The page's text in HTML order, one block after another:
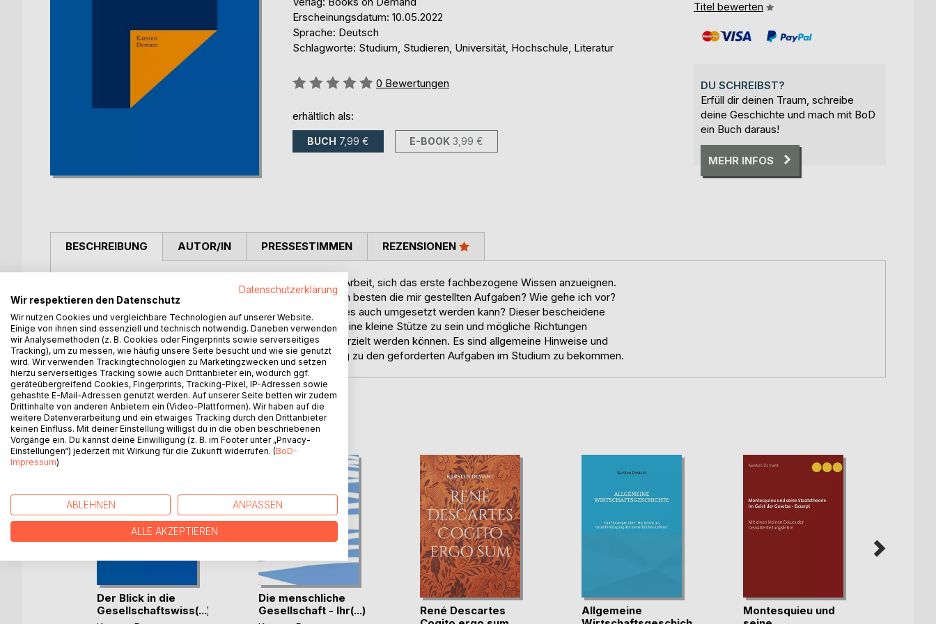
Erscheinungsdatum: 10.05.2022
Sprache: Deutsch
Schlagworte: Studium, Studieren, Universität, Hochschule, Literatur
Bewertung::
0 Bewertungen
erhältlich als:
BUCH 7,99 € E-BOOK 3,99 €
Titel bewerten
DU SCHREIBST?
Erfüll dir deinen Traum, schreibe
deine Geschichte und mach mit BoD
ein Buch daraus!
MEHR INFOS
BESCHREIBUNG
Sobald das Studium begonnen hat, geht es sofort an die Arbeit, sich das erste fachbezogene Wissen anzueignen.
Sogleich wird die Frage aufkommen, wie bewältige ich am besten die mir gestellten Aufgaben? Wie gehe ich vor?
Wie schaffe ich es, dass das Gelernte behalten wird und es auch umgesetzt werden kann? Dieser bescheidene
Ratgeber hat sich das Ziel gestellt, den Studienanfänger eine kleine Stütze zu sein und mögliche Richtungen
aufzuzeigen, damit gute Ergebnisse in der Studienarbeit erzielt werden können. Es sind allgemeine Hinweise und
Ratschläge, die den Sinn haben, einen schnelleren Zugang zu den geforderten Aufgaben im Studium zu bekommen.
AUTOR/IN PRESSESTIMMEN REZENSIONEN
WEITERE TITEL BEIBoD
Der Blick in die
Gesellschaftswiss(...)
Die menschliche
Gesellschaft - Ihr(...)
René Descartes
Allgemeine
Montesquieu und
Datenschutzerklärung
Wir respektieren den Datenschutz
Wir nutzen Cookies und vergleichbare Technologien auf unserer Website.
Einige von ihnen sind essenziell und technisch notwendig. Daneben verwenden
wir Analysemethoden (z. B. Cookies oder Fingerprints sowie serverseitiges
Tracking), um zu messen, wie häufig unsere Seite besucht und wie sie genutzt
wird. Wir verwenden Trackingtechnologien zu Marketingzwecken und setzen
hierzu serverseitiges Tracking sowie auch Drittanbieter ein, wodurch ggf.
geräteübergreifend Cookies, Fingerprints, Tracking-Pixel, IP-Adressen sowie
gehashte E-Mail-Adressen genutzt werden. Auf unserer Seite betten wir zudem
Drittinhalte von anderen Anbietern ein (Video-Plattformen). Wir haben auf die
weitere Datenverarbeitung und ein etwaiges Tracking durch den Drittanbieter
keinen Einfluss. Mit deiner Einstellung willigst du in die oben beschriebenen
Vorgänge ein. Du kannst deine Einwilligung (z. B. im Footer unter „Privacy-
Einstellungen“) jederzeit mit Wirkung für die Zukunft widerrufen. (BoD-
Impressum)
ABLEHNEN ANPASSEN
ALLE AKZEPTIEREN